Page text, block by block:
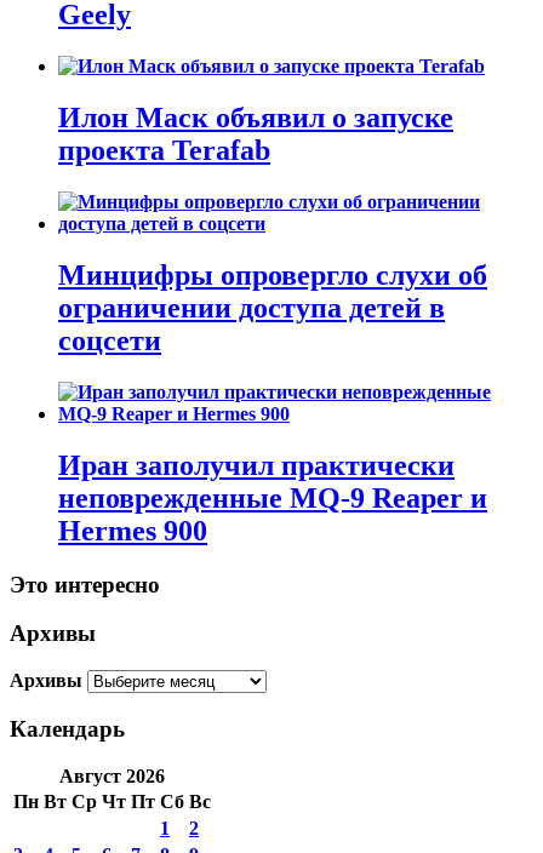
Geely
Илон Маск объявил о запуске
проекта Terafab
Минцифры опровергло слухи об
ограничении доступа детей в
соцсети
Иран заполучил практически
неповрежденные MQ-9 Reaper и
Hermes 900
Это интересно
Архивы
Архивы
Календарь
Август 2026
Пн Вт Ср Чт Пт Сб Вс
1
2